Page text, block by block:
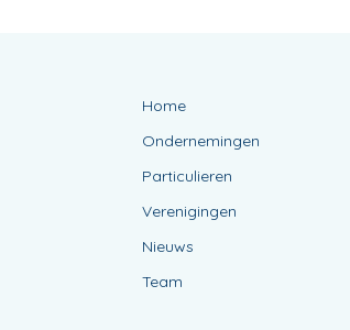
Home
Ondernemingen
Particulieren
Verenigingen
Nieuws
Team